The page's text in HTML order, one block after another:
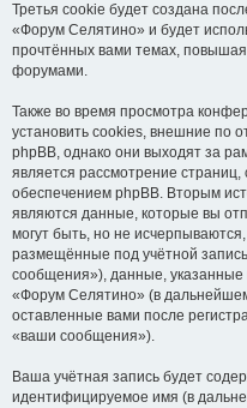
Третья cookie будет создана
«Форум Селятино» и будет
прочтённых вами темах,
форумами.
Также во время просмотра
установить cookies, внешние по
phpBB, однако они выходят за
является рассмотрение
обеспечением phpBB. Вторым
являются данные, которые вы
могут быть, но не
размещённые под учётной
сообщения»), данные, указанные
«Форум Селятино» (в
оставленные вами после
«ваши сообщения»).
Ваша учётная запись будет
идентифицируемое имя (в